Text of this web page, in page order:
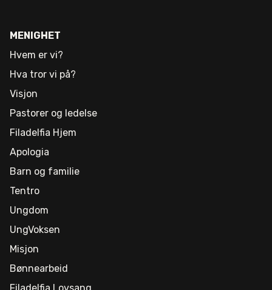
MENIGHET
Hvem er vi?
Hva tror vi på?
Visjon
Pastorer og ledelse
Filadelfia Hjem
Apologia
Barn og familie
Tentro
Ungdom
UngVoksen
Misjon
Bønnearbeid